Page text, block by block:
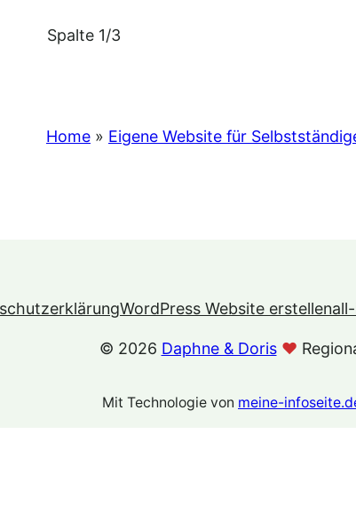
Spalte 1/3
Home » Eigene Website für
WordPress Website erstellen
©️ 2026 Daphne & Doris ♥️
Mit Technologie von meine-